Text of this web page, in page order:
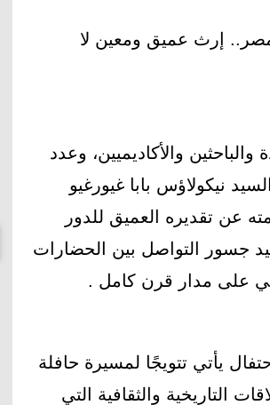
في مصر.. إرث عميق ومعين لا
والأكاديميين، وعدد
نيكولاؤس بابا غيورغيو
عن تقديره العميق للدور
جسور التواصل بين الحضارات
على مدار قرن كامل .
يأتي تتويجًا لمسيرة حافلة
التاريخية والثقافية التي